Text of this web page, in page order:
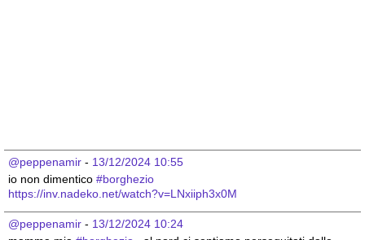
@peppenamir - 13/12/2024 10:55
io non dimentico #borghezio
https://inv.nadeko.net/watch?v=LNxiiph3x0M
@peppenamir - 13/12/2024 10:24